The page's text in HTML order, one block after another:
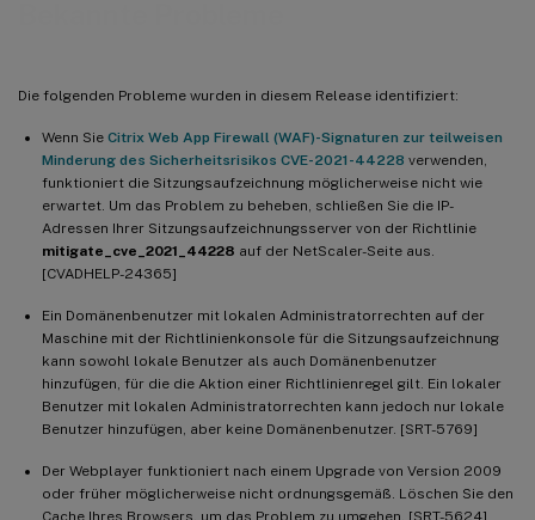
Die folgenden Probleme wurden in diesem Release identifiziert:
Wenn Sie Citrix Web App Firewall (WAF)-Signaturen zur teilweisen
Minderung des Sicherheitsrisikos CVE-2021-44228 verwenden,
funktioniert die Sitzungsaufzeichnung möglicherweise nicht wie
erwartet. Um das Problem zu beheben, schließen Sie die IP-
Adressen Ihrer Sitzungsaufzeichnungsserver von der Richtlinie
mitigate_cve_2021_44228 auf der NetScaler-Seite aus.
[CVADHELP-24365]
Ein Domänenbenutzer mit lokalen Administratorrechten auf der
Maschine mit der Richtlinienkonsole für die Sitzungsaufzeichnung
kann sowohl lokale Benutzer als auch Domänenbenutzer
hinzufügen, für die die Aktion einer Richtlinienregel gilt. Ein lokaler
Benutzer mit lokalen Administratorrechten kann jedoch nur lokale
Benutzer hinzufügen, aber keine Domänenbenutzer. [SRT-5769]
Der Webplayer funktioniert nach einem Upgrade von Version 2009
oder früher möglicherweise nicht ordnungsgemäß. Löschen Sie den
Cache Ihres Browsers, um das Problem zu umgehen. [SRT-5624]